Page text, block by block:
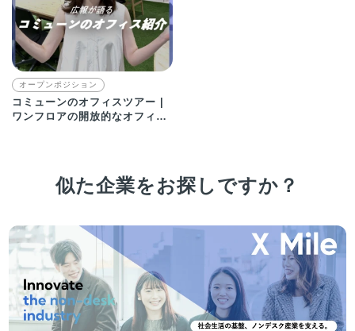
オープンポジション
コミューンのオフィスツアー |
ワンフロアの開放的なオフィス
似た企業をお探しですか？